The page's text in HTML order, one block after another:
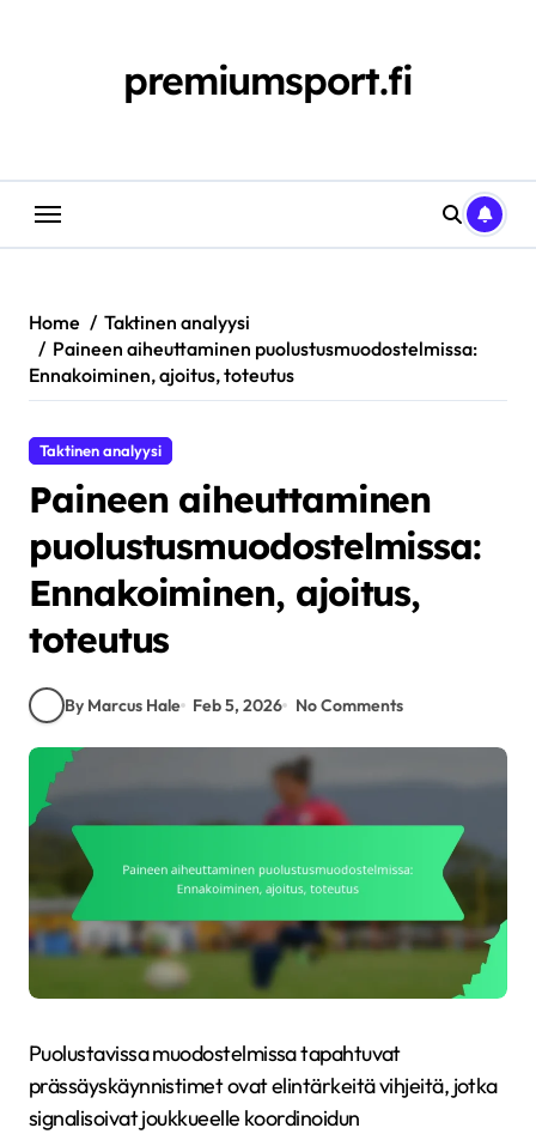
premiumsport.fi
Home
Taktinen analyysi
Paineen aiheuttaminen puolustusmuodostelmissa:
Ennakoiminen, ajoitus, toteutus
Taktinen analyysi
Paineen aiheuttaminen
puolustusmuodostelmissa:
Ennakoiminen, ajoitus,
toteutus
By Marcus Hale Feb 5, 2026 No Comments
Puolustavissa muodostelmissa tapahtuvat
prässäyskäynnistimet ovat elintärkeitä vihjeitä, jotka
signalisoivat joukkueelle koordinoidun